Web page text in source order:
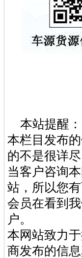
本站提醒：
本栏目发布
的不是很详
当客户咨询
站，所以您
会员在看到
户。
本网站致力
商发布的信